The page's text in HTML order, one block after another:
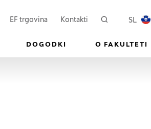
EF trgovina(Odpre se v novem oknu)
Kontakti Iskanje SL
DOGODKI O FAKULTETI